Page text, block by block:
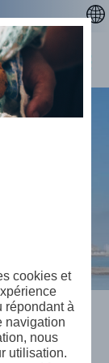
CATALÀ
ENGLISH
ESPAÑOL
de
cookies et
répondant à
navigation
nous
utilisation.